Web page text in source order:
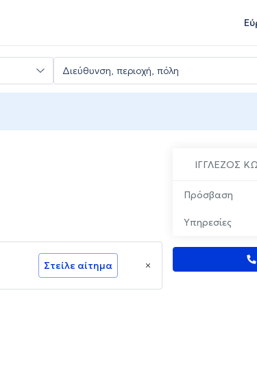
ΙΓΓΛΕΖΟΣ
Πρόσβαση
Υπηρεσίες
Στείλε αίτημα